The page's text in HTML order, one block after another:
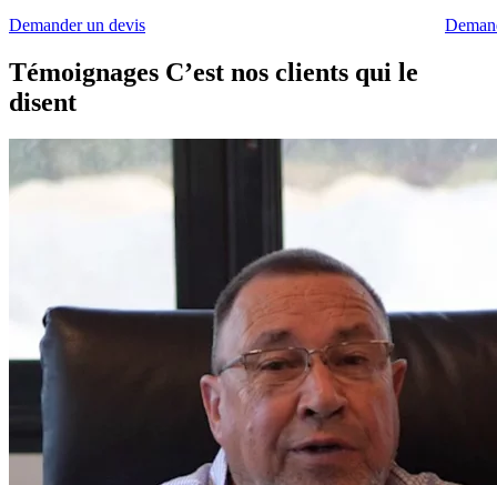
Demander un devis
Témoignages C’est nos clients qui le
disent